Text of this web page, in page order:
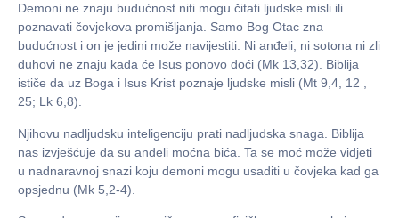
Demoni ne znaju budućnost niti mogu čitati ljudske misli ili
poznavati čovjekova promišljanja. Samo Bog Otac zna
budućnost i on je jedini može navijestiti. Ni anđeli, ni sotona ni zli
duhovi ne znaju kada će Isus ponovo doći (Mk 13,32). Biblija
ističe da uz Boga i Isus Krist poznaje ljudske misli (Mt 9,4, 12 ,
25; Lk 6,8).
Njihovu nadljudsku inteligenciju prati nadljudska snaga. Biblija
nas izvješćuje da su anđeli moćna bića. Ta se moć može vidjeti
u nadnaravnoj snazi koju demoni mogu usaditi u čovjeka kad ga
opsjednu (Mk 5,2-4).